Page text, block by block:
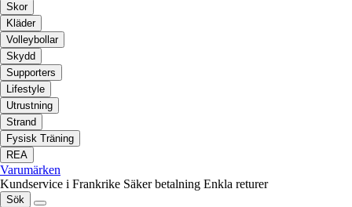
Skor
Kläder
Volleybollar
Skydd
Supporters
Lifestyle
Utrustning
Strand
Fysisk Träning
REA
Varumärken
Kundservice i Frankrike Säker betalning Enkla returer
Sök